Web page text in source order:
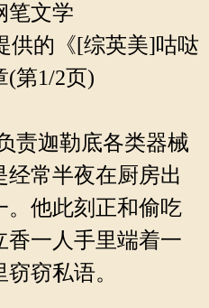
笔文学
供的《[综英美]咕哒
(第1/2页)
责迦勒底各类器械
常半夜在厨房出
。他此刻正和偷吃
香一人手里端着一
窃私语。